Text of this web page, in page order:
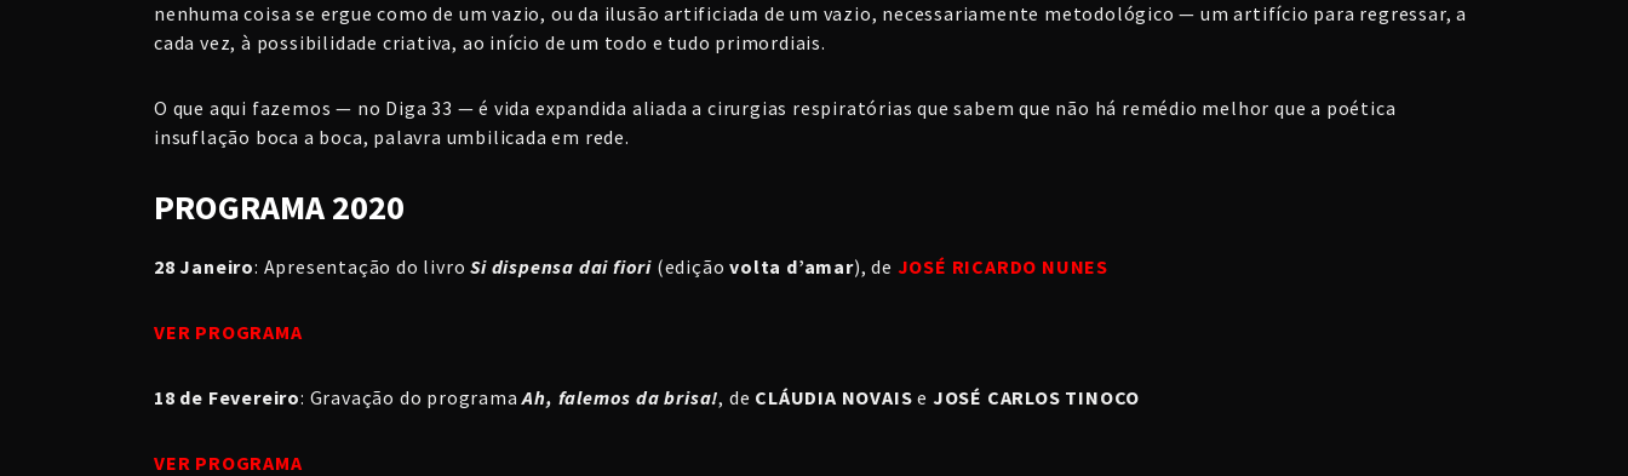
nenhuma coisa se ergue como de um vazio, ou da ilusão artificiada de um vazio, necessariamente metodológico — um artifício para regressar, a
cada vez, à possibilidade criativa, ao início de um todo e tudo primordiais.
O que aqui fazemos — no Diga 33 — é vida expandida aliada a cirurgias respiratórias que sabem que não há remédio melhor que a poética
insuflação boca a boca, palavra umbilicada em rede.
PROGRAMA 2020
28 Janeiro: Apresentação do livroSi dispensa dai fiori (ediçãovolta d’amar), de JOSÉ RICARDO NUNES
VER PROGRAMA
18 de Fevereiro: Gravação do programaAh, falemos da brisa!, de CLÁUDIA NOVAISe JOSÉ CARLOS TINOCO
VER PROGRAMA